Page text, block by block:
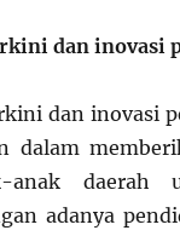
dan inovasi
dan inovasi
dalam
anak daerah
adanya